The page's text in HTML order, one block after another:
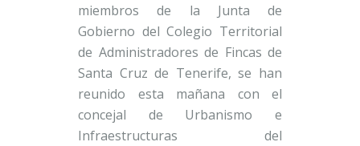
miembros de la Junta de
Gobierno del Colegio Territorial
de Administradores de Fincas de
Santa Cruz de Tenerife, se han
reunido esta mañana con el
concejal de Urbanismo e
Infraestructuras del